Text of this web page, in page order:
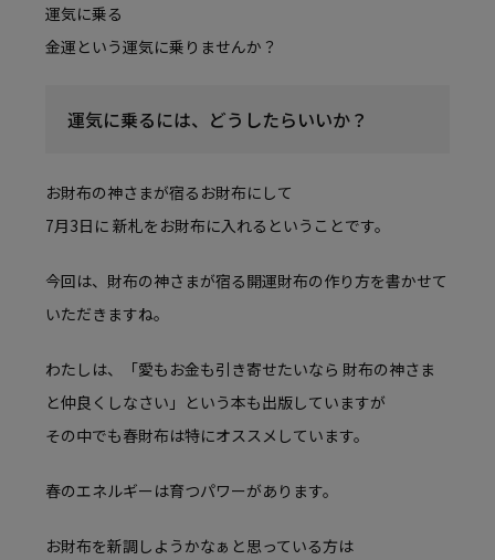
運気に乗る
金運という運気に乗りませんか？
運気に乗るには、どうしたらいいか？
お財布の神さまが宿るお財布にして
7月3日に 新札をお財布に入れるということです。
今回は、財布の神さまが宿る開運財布の作り方を書かせて
いただきますね。
わたしは、「愛もお金も引き寄せたいなら 財布の神さま
と仲良くしなさい」という本も出版していますが
その中でも春財布は特にオススメしています。
春のエネルギーは育つパワーがあります。
お財布を新調しようかなぁと思っている方は